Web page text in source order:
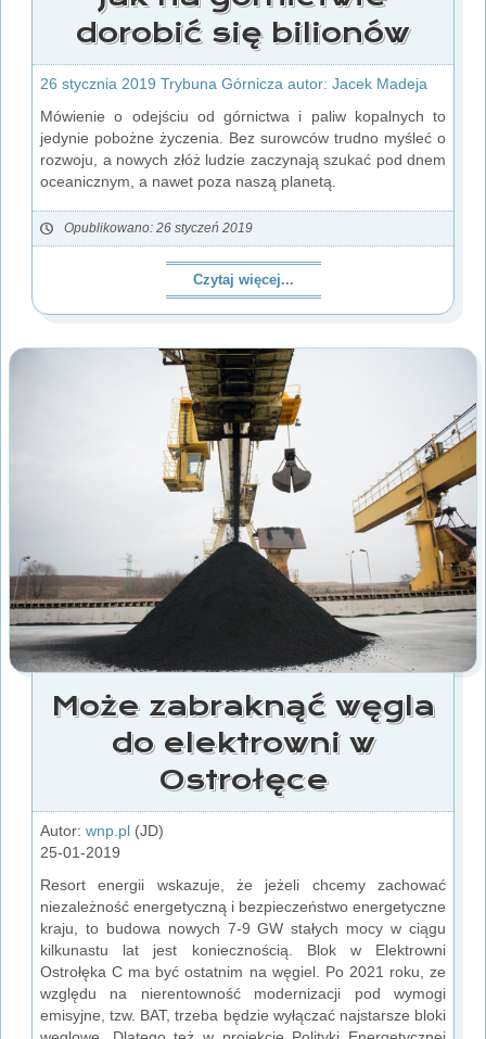
dorobić się bilionów
26 stycznia 2019 Trybuna Górnicza autor: Jacek Madeja
Mówienie o odejściu od górnictwa i paliw kopalnych to
jedynie pobożne życzenia. Bez surowców trudno myśleć o
rozwoju, a nowych złóż ludzie zaczynają szukać pod dnem
oceanicznym, a nawet poza naszą planetą.
Opublikowano: 26 styczeń 2019
Czytaj więcej...
Może zabraknąć węgla
do elektrowni w
Ostrołęce
Autor: wnp.pl (JD)
25-01-2019
Resort energii wskazuje, że jeżeli chcemy zachować
niezależność energetyczną i bezpieczeństwo energetyczne
kraju, to budowa nowych 7-9 GW stałych mocy w ciągu
kilkunastu lat jest koniecznością. Blok w Elektrowni
Ostrołęka C ma być ostatnim na węgiel. Po 2021 roku, ze
względu na nierentowność modernizacji pod wymogi
emisyjne, tzw. BAT, trzeba będzie wyłączać najstarsze bloki